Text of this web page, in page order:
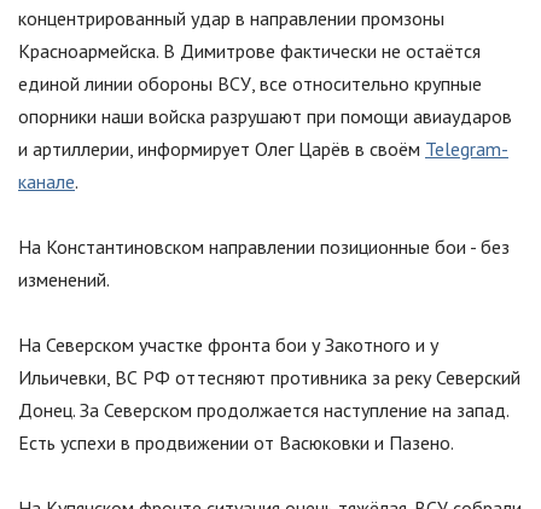
концентрированный удар в направлении промзоны
Красноармейска. В Димитрове фактически не остаётся
единой линии обороны ВСУ, все относительно крупные
опорники наши войска разрушают при помощи авиаударов
и артиллерии, информирует Олег Царёв в своём Telegram-
канале.
На Константиновском направлении позиционные бои - без
изменений.
На Северском участке фронта бои у Закотного и у
Ильичевки, ВС РФ оттесняют противника за реку Северский
Донец. За Северском продолжается наступление на запад.
Есть успехи в продвижении от Васюковки и Пазено.